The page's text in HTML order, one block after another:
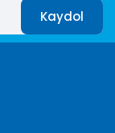
Kaydol